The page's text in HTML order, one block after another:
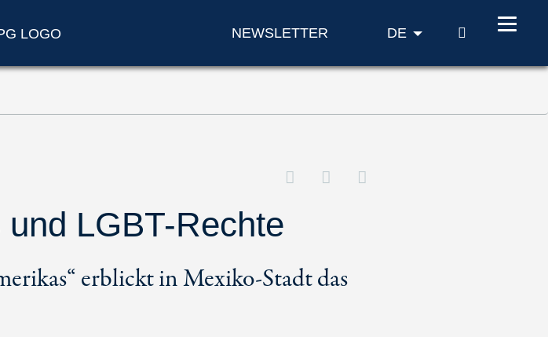
NEWSLETTER DE SUCHE
LGBT-Rechte
erblickt in Mexiko-Stadt das